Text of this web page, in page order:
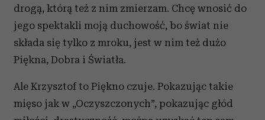
drogą, którą też z nim zmierzam. Chcę wnosić do
jego spektakli moją duchowość, bo świat nie
składa się tylko z mroku, jest w nim też dużo
Piękna, Dobra i Światła.
Ale Krzysztof to Piękno czuje. Pokazując takie
mięso jak w „Oczyszczonych”, pokazując głód